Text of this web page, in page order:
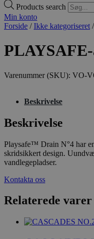
Products search
Min konto
Forside /Ikke kategoriseret
Varenummer (SKU): VO-
Beskrivelse
Beskrivelse
Playsafe™ Drain N°4 har
skridsikkert design.
vandlegepladser.
Kontakta oss
Relaterede varer